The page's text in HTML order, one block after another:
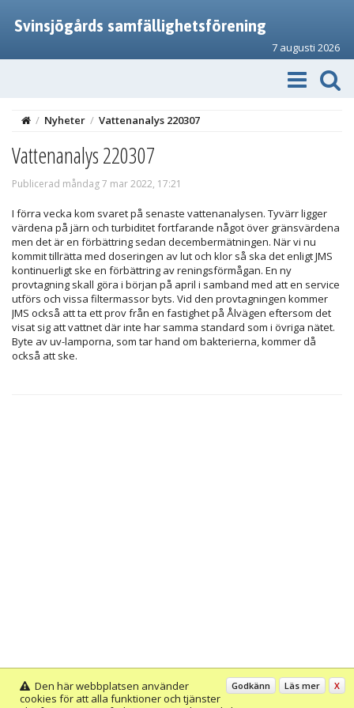
Svinsjögårds samfällighetsförening
7 augusti 2026
/ Nyheter / Vattenanalys 220307
Vattenanalys 220307
Publicerad måndag 7 mar 2022, 17:21
I förra vecka kom svaret på senaste vattenanalysen. Tyvärr ligger
värdena på järn och turbiditet fortfarande något över gränsvärdena
men det är en förbättring sedan decembermätningen. När vi nu
kommit tillrätta med doseringen av lut och klor så ska det enligt JMS
kontinuerligt ske en förbättring av reningsförmågan. En ny
provtagning skall göra i början på april i samband med att en service
utförs och vissa filtermassor byts. Vid den provtagningen kommer
JMS också att ta ett prov från en fastighet på Ålvägen eftersom det
visat sig att vattnet där inte har samma standard som i övriga nätet.
Byte av uv-lamporna, som tar hand om bakterierna, kommer då
också att ske.
Godkänn Läs mer X
Den här webbplatsen använder
cookies för att alla funktioner och tjänster